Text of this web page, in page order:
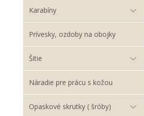
Karabíny
Prívesky, ozdoby na obojky
Šitie
Náradie pre prácu s kožou
Opaskové skrutky ( šróby)